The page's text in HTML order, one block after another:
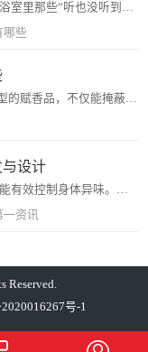
出门旅行，总有人嫌弃酒店浴室里那些“听也没听到过的牌子”有木有？越是在细节处体现高级感的酒店，越是会在浴室化妆台上里出现一些识别度不高牌子。不要看低了它们，这些...
哪些
1.香水用香精香水是一种曲型的赋香品，不仅能掩蔽不快气味，不能给人以清爽的感觉。所以有越来越多的人喜欢使用。不只是妇女使用的多了，而且男子也喜欢使用，并成为人们...
设计
利用嗅觉感受器技术的气味能有效控制身体异味。各种令人不快的气味，如身体异味，正在成为一个社会问题，部分原因是全球变暖和生活方式的多样化。根据Statista汇编...
资讯
Reserved.
号-1